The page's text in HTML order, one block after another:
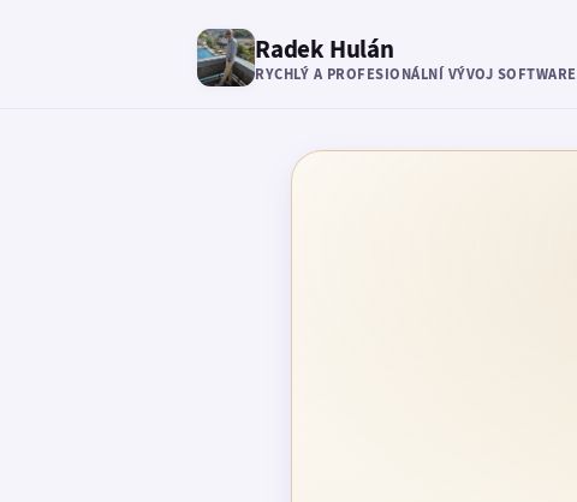
Radek Hulán
RYCHLÝ A PROFESIONÁLNÍ VÝVOJ SOFTWARE